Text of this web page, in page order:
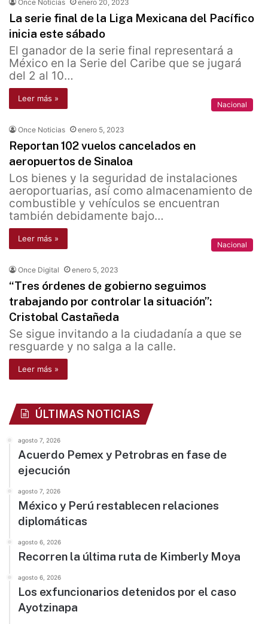
Once Noticias enero 20, 2023
La serie final de la Liga Mexicana del Pacífico
inicia este sábado
El ganador de la serie final representará a
México en la Serie del Caribe que se jugará
del 2 al 10…
Leer más »
Nacional
Once Noticias enero 5, 2023
Reportan 102 vuelos cancelados en
aeropuertos de Sinaloa
Los bienes y la seguridad de instalaciones
aeroportuarias, así como almacenamiento de
combustible y vehículos se encuentran
también debidamente bajo…
Leer más »
Nacional
Once Digital enero 5, 2023
“Tres órdenes de gobierno seguimos
trabajando por controlar la situación”:
Cristobal Castañeda
Se sigue invitando a la ciudadanía a que se
resguarde y no salga a la calle.
Leer más »
ÚLTIMAS NOTICIAS
agosto 7, 2026
Acuerdo Pemex y Petrobras en fase de
ejecución
agosto 7, 2026
México y Perú restablecen relaciones
diplomáticas
agosto 6, 2026
Recorren la última ruta de Kimberly Moya
agosto 6, 2026
Los exfuncionarios detenidos por el caso
Ayotzinapa